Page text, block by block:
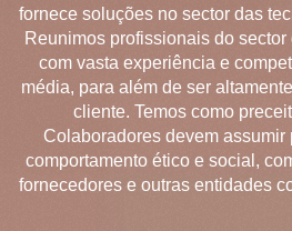
fornece soluções no sector das
Reunimos profissionais do
com vasta experiência e
média, para além de ser
cliente. Temos como
Colaboradores devem assumir
comportamento ético e social,
fornecedores e outras entidades